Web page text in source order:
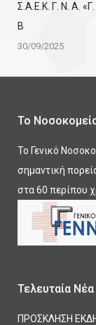
Σ.Α.Ε.Κ. Γ. Ν. Α.
Β
30/09/2025
Το
Το Γενικό
σημαντική
στα 60 περίπου
Τελευταία Νέα
ΠΡΟΣΚΛΗΣΗ